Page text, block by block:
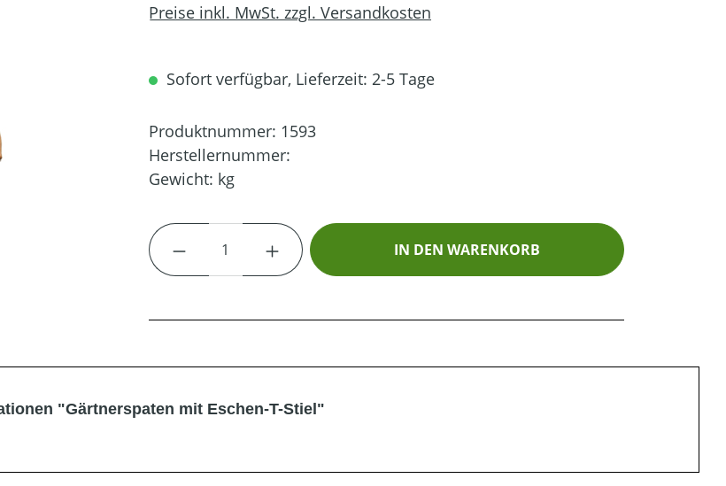
Preise inkl. MwSt. zzgl. Versandkosten
Sofort verfügbar, Lieferzeit: 2-5 Tage
Produktnummer: 1593
Herstellernummer:
Gewicht: kg
Produkt Anzahl: Gib den gewünschten Wert ein oder
IN DEN WARENKORB
"Gärtnerspaten mit Eschen-T-Stiel"